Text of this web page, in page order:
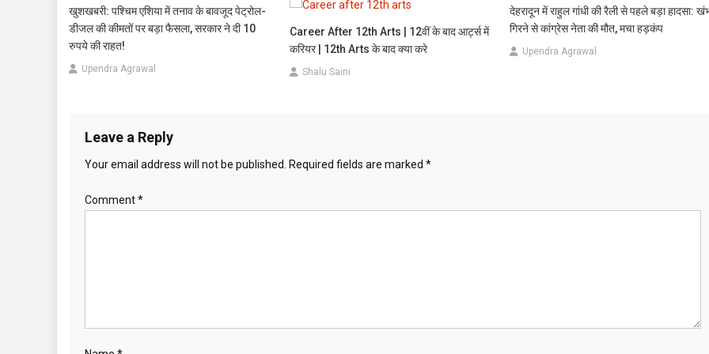
खुशखबरी: पश्चिम एशिया में तनाव के बावजूद पेट्रोल-
डीजल की कीमतों पर बड़ा फैसला, सरकार ने दी 10
रुपये की राहत!
Upendra Agrawal
Career After 12th Arts | 12वीं के बाद आर्ट्स में
करियर | 12th Arts के बाद क्या करे
Shalu Saini
देहरादून में राहुल गांधी की रैली से पहले बड़ा हादसा:
गिरने से कांग्रेस नेता की मौत, मचा हड़कंप
Upendra Agrawal
Leave a Reply
Your email address will not be published. Required fields are marked *
Comment*